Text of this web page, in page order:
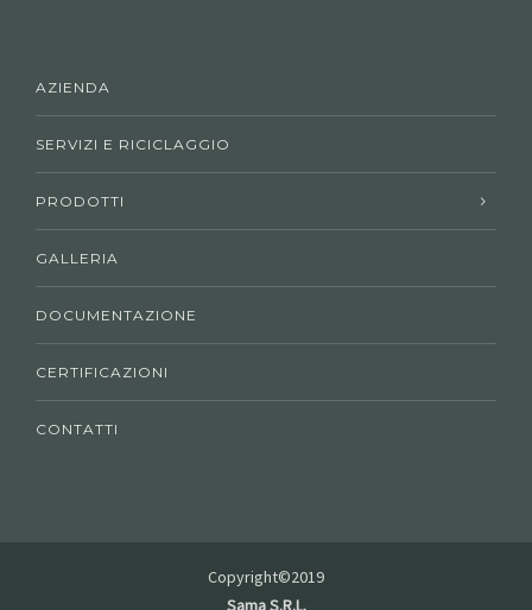
AZIENDA
SERVIZI E RICICLAGGIO
PRODOTTI
GALLERIA
DOCUMENTAZIONE
CERTIFICAZIONI
CONTATTI
Copyright©2019
Sama S.R.L.